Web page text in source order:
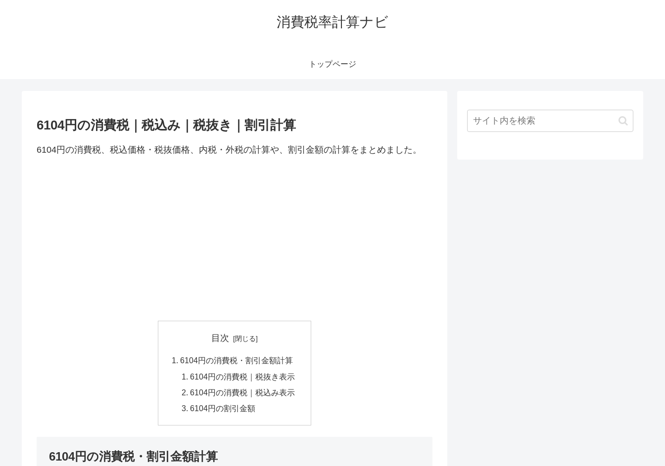
消費税率計算ナビ
トップページ
6104円の消費税｜税込み｜税抜き｜割引計算
6104円の消費税、税込価格・税抜価格、内税・外税の計算や、割引金額の計算をまとめました。
目次
6104円の消費税・割引金額計算
6104円の消費税｜税抜き表示
6104円の消費税｜税込み表示
6104円の割引金額
6104円の消費税・割引金額計算